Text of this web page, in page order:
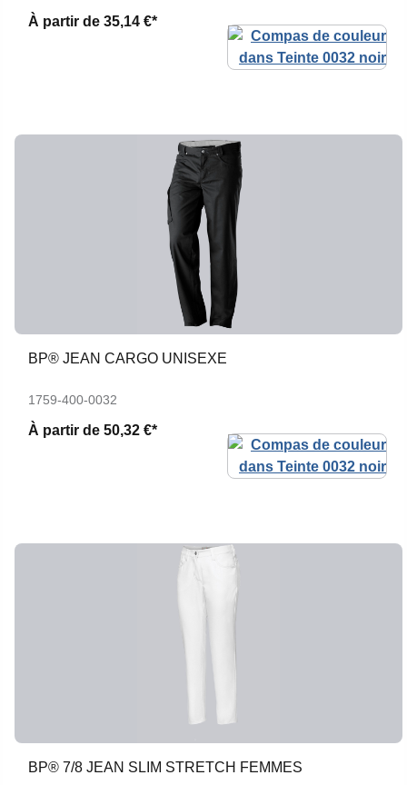
À partir de 35,14 €*
BP® JEAN CARGO UNISEXE
1759-400-0032
À partir de 50,32 €*
BP® 7/8 JEAN SLIM STRETCH FEMMES